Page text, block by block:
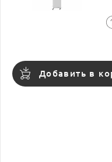
Добавить в